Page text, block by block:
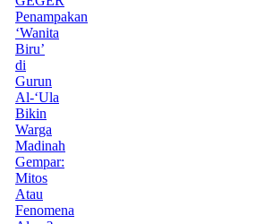
Penampakan
‘Wanita
Biru’
di
Gurun
Al-‘Ula
Bikin
Warga
Madinah
Gempar:
Mitos
Atau
Fenomena